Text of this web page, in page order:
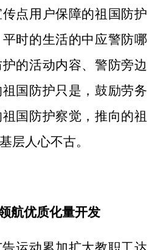
点用户保障的祖国防护
时的生活的中应警防哪
的活动内容、警防旁边
国防护只是，鼓励劳务
国防护察觉，推向的祖
层人心不古。
航优质化量开发